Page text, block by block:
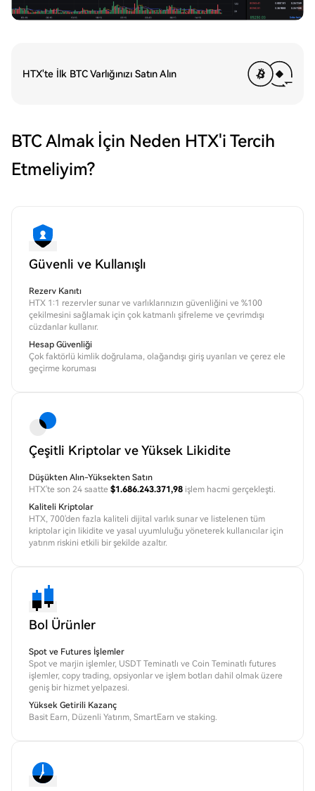
HTX'te İlk BTC Varlığınızı Satın Alın
BTC Almak İçin Neden HTX'i Tercih
Etmeliyim?
Güvenli ve Kullanışlı
Rezerv Kanıtı
HTX 1:1 rezervler sunar ve varlıklarınızın güvenliğini ve %100
çekilmesini sağlamak için çok katmanlı şifreleme ve çevrimdışı
cüzdanlar kullanır.
Hesap Güvenliği
Çok faktörlü kimlik doğrulama, olağandışı giriş uyarıları ve çerez ele
geçirme koruması
Çeşitli Kriptolar ve Yüksek Likidite
Düşükten Alın-Yüksekten Satın
HTX'te son 24 saatte $1.686.243.371,98 işlem hacmi gerçekleşti.
Kaliteli Kriptolar
HTX, 700'den fazla kaliteli dijital varlık sunar ve listelenen tüm
kriptolar için likidite ve yasal uyumluluğu yöneterek kullanıcılar için
yatırım riskini etkili bir şekilde azaltır.
Bol Ürünler
Spot ve Futures İşlemler
Spot ve marjin işlemler, USDT Teminatlı ve Coin Teminatlı futures
işlemler, copy trading, opsiyonlar ve işlem botları dahil olmak üzere
geniş bir hizmet yelpazesi.
Yüksek Getirili Kazanç
Basit Earn, Düzenli Yatırım, SmartEarn ve staking.